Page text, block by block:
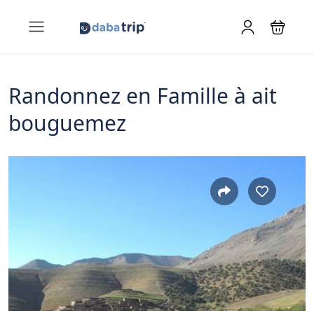
Randonnez en Famille à ait
bouguemez